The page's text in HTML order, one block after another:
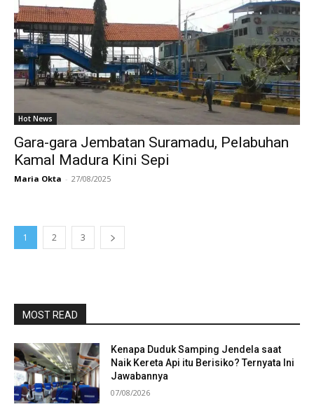
Hot News
Gara-gara Jembatan Suramadu, Pelabuhan
Kamal Madura Kini Sepi
Maria Okta - 27/08/2025
1 2 3
MOST READ
Kenapa Duduk Samping Jendela saat
Naik Kereta Api itu Berisiko? Ternyata Ini
Jawabannya
07/08/2026